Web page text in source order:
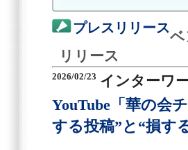
プレスリリース
ベ
リリース
2026/02/23 インターワ
YouTube「華の会
する投稿”と“損す